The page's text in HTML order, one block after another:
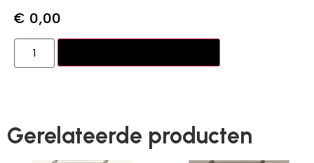
€ 0,00
Gerelateerde producten